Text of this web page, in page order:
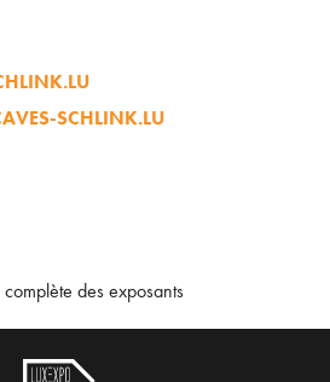
SCHLINK.LU
des exposants